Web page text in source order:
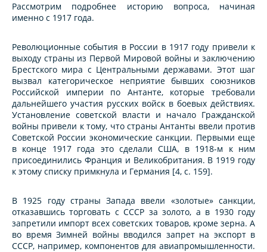
Рассмотрим подробнее историю вопроса, начиная
именно с 1917 года.
Революционные события в России в 1917 году привели к
выходу страны из Первой Мировой войны и заключению
Брестского мира с Центральными державами. Этот шаг
вызвал категорическое неприятие бывших союзников
Российской империи по Антанте, которые требовали
дальнейшего участия русских войск в боевых действиях.
Установление советской власти и начало Гражданской
войны привели к тому, что страны Антанты ввели против
Советской России экономические санкции. Первыми еще
в конце 1917 года это сделали США, в 1918-м к ним
присоединились Франция и Великобритания. В 1919 году
к этому списку примкнула и Германия [4, с. 159].
В 1925 году страны Запада ввели «золотые» санкции,
отказавшись торговать с СССР за золото, а в 1930 году
запретили импорт всех советских товаров, кроме зерна. А
во время Зимней войны вводился запрет на экспорт в
СССР, например, компонентов для авиапромышленности.